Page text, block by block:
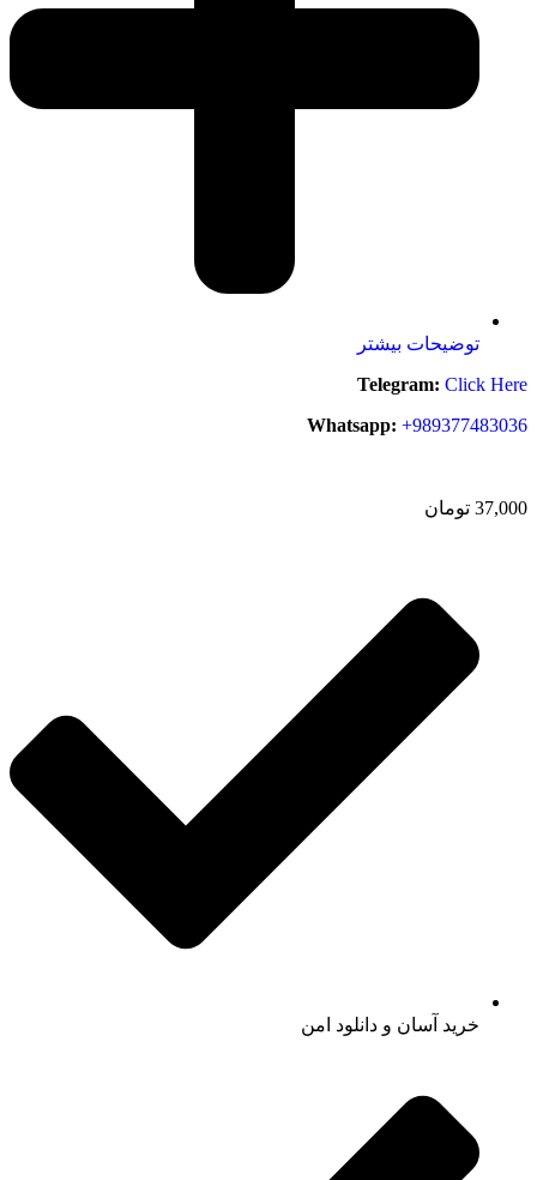
توضیحات بیشتر
Telegram: Click Here
Whatsapp: +989377483036
37,000 تومان
خرید آسان و دانلود امن